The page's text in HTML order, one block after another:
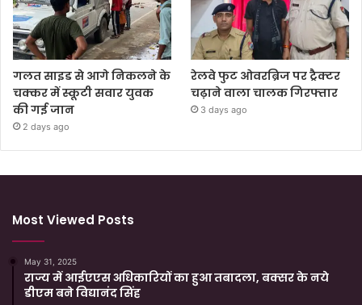
गलत साइड से आगे निकलने के
चक्कर में स्कूटी सवार युवक
की गई जान
2 days ago
रेलवे फुट ओवरब्रिज पर ट्रैक्टर
चढ़ाने वाला चालक गिरफ्तार
3 days ago
Most Viewed Posts
May 31, 2025
राज्य में आईएएस अधिकारियों का हुआ तबादला, बक्सर के नये
डीएम बने विद्यानंद सिंह